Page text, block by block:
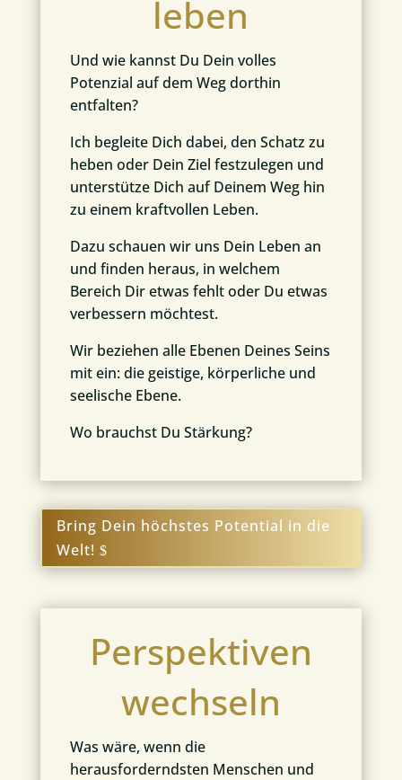
leben
Und wie kannst Du Dein volles
Potenzial auf dem Weg dorthin
entfalten?
Ich begleite Dich dabei, den Schatz zu
heben oder Dein Ziel festzulegen und
unterstütze Dich auf Deinem Weg hin
zu einem kraftvollen Leben.
Dazu schauen wir uns Dein Leben an
und finden heraus, in welchem
Bereich Dir etwas fehlt oder Du etwas
verbessern möchtest.
Wir beziehen alle Ebenen Deines Seins
mit ein: die geistige, körperliche und
seelische Ebene.
Wo brauchst Du Stärkung?
Bring Dein höchstes Potential in die
Welt!
Perspektiven
wechseln
Was wäre, wenn die
herausforderndsten Menschen und